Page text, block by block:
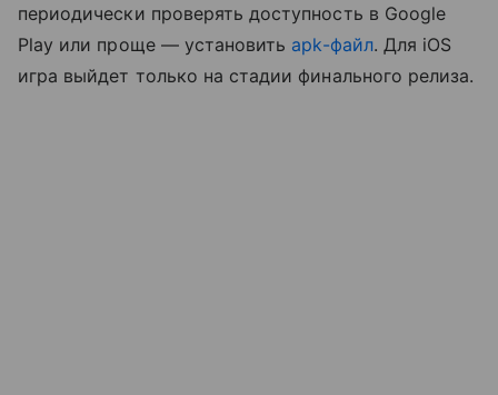
периодически проверять доступность в Google
Play или проще — установить apk-файл. Для iOS
игра выйдет только на стадии финального релиза.